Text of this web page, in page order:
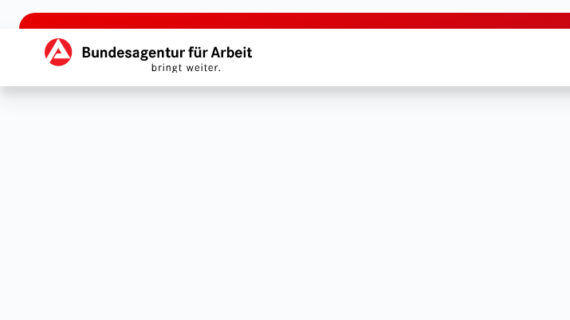
zu den Hauptinhalten springen
Hauptnavigation